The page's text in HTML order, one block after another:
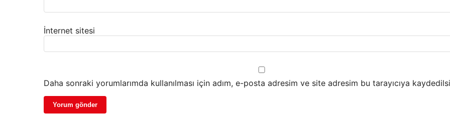
İnternet sitesi
Daha sonraki yorumlarımda kullanılması için adım, e-posta adresim ve site adresim bu tarayıcıya